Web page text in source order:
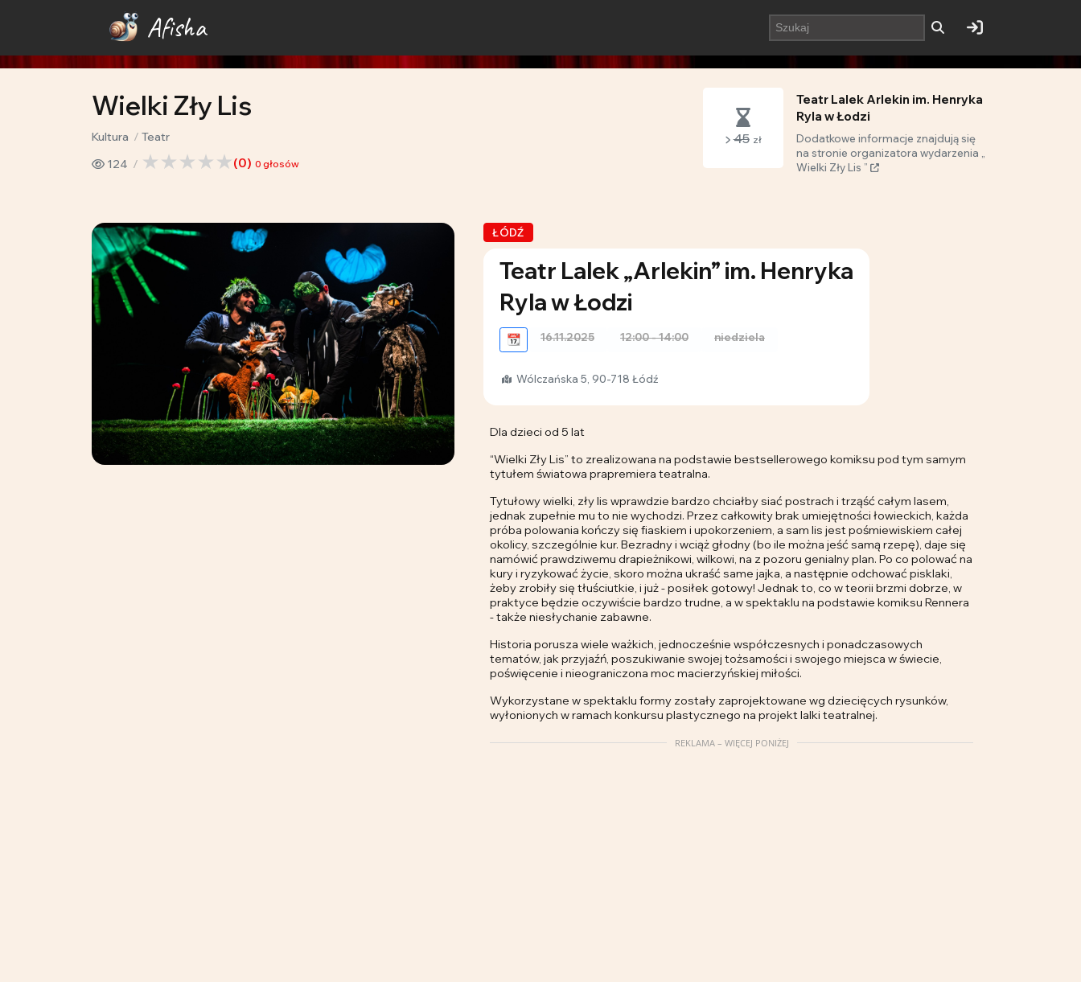
Afisha
Wielki Zły Lis
Kultura
Teatr
124
(0) 0 głosów
45 zł
Teatr Lalek Arlekin im. Henryka
Ryla w Łodzi
Dodatkowe informacje znajdują się
na stronie organizatora wydarzenia „
Wielki Zły Lis ”
ŁÓDŹ
Teatr Lalek „Arlekin” im. Henryka
Ryla w Łodzi
📆 16.11.2025 12:00 - 14:00 niedziela
Wólczańska 5, 90-718 Łódź
Dla dzieci od 5 lat
“Wielki Zły Lis” to zrealizowana na podstawie bestsellerowego komiksu pod tym samym
tytułem światowa prapremiera teatralna.
Tytułowy wielki, zły lis wprawdzie bardzo chciałby siać postrach i trząść całym lasem,
jednak zupełnie mu to nie wychodzi. Przez całkowity brak umiejętności łowieckich, każda
próba polowania kończy się fiaskiem i upokorzeniem, a sam lis jest pośmiewiskiem całej
okolicy, szczególnie kur. Bezradny i wciąż głodny (bo ile można jeść samą rzepę), daje się
namówić prawdziwemu drapieżnikowi, wilkowi, na z pozoru genialny plan. Po co polować na
kury i ryzykować życie, skoro można ukraść same jajka, a następnie odchować pisklaki,
żeby zrobiły się tłuściutkie, i już - posiłek gotowy! Jednak to, co w teorii brzmi dobrze, w
praktyce będzie oczywiście bardzo trudne, a w spektaklu na podstawie komiksu Rennera
- także niesłychanie zabawne.
Historia porusza wiele ważkich, jednocześnie współczesnych i ponadczasowych
tematów, jak przyjaźń, poszukiwanie swojej tożsamości i swojego miejsca w świecie,
poświęcenie i nieograniczona moc macierzyńskiej miłości.
Wykorzystane w spektaklu formy zostały zaprojektowane wg dziecięcych rysunków,
wyłonionych w ramach konkursu plastycznego na projekt lalki teatralnej.
REKLAMA – WIĘCEJ PONIŻEJ